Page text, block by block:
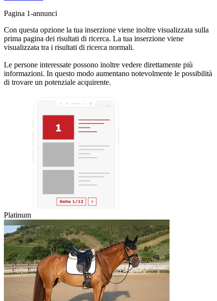
Pagina 1-annunci
Con questa opzione la tua inserzione viene inoltre visualizzata sulla
prima pagina dei risultati di ricerca. La tua inserzione viene
visualizzata tra i risultati di ricerca normali.
Le persone interessate possono inoltre vedere direttamente più
informazioni. In questo modo aumentano notevolmente le possibilità
di trovare un potenziale acquirente.
Platinum